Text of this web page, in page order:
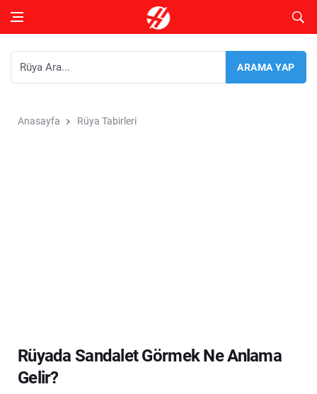
Anasayfa Rüya Tabirleri
Rüyada Sandalet Görmek Ne Anlama
Gelir?